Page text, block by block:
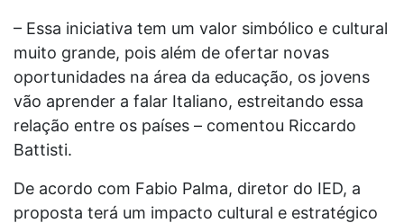
– Essa iniciativa tem um valor simbólico e cultural
muito grande, pois além de ofertar novas
oportunidades na área da educação, os jovens
vão aprender a falar Italiano, estreitando essa
relação entre os países – comentou Riccardo
Battisti.
De acordo com Fabio Palma, diretor do IED, a
proposta terá um impacto cultural e estratégico